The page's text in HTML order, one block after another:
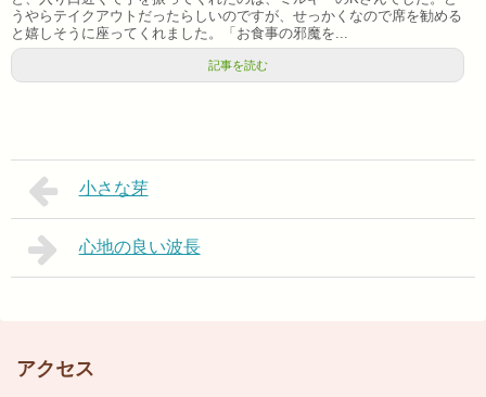
うやらテイクアウトだったらしいのですが、せっかくなので席を勧める
と嬉しそうに座ってくれました。「お食事の邪魔を...
記事を読む
小さな芽
心地の良い波長
アクセス